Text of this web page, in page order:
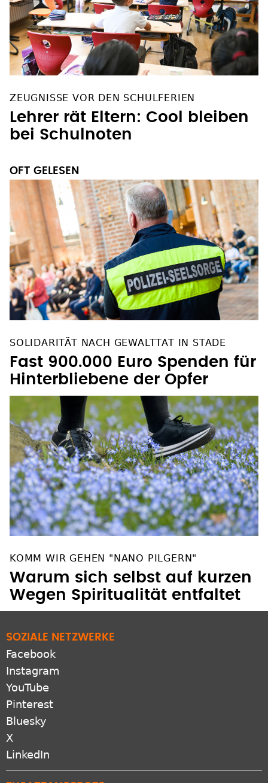
ZEUGNISSE VOR DEN SCHULFERIEN
Lehrer rät Eltern: Cool bleiben
OFT GELESEN
SOLIDARITÄT NACH GEWALTTAT IN STADE
Fast 900.000 Euro Spenden für
Hinterbliebene der Opfer
KOMM WIR GEHEN "NANO PILGERN"
Warum sich selbst auf kurzen
Wegen Spiritualität entfaltet
SOZIALE NETZWERKE
Facebook
Instagram
YouTube
Pinterest
Bluesky
X